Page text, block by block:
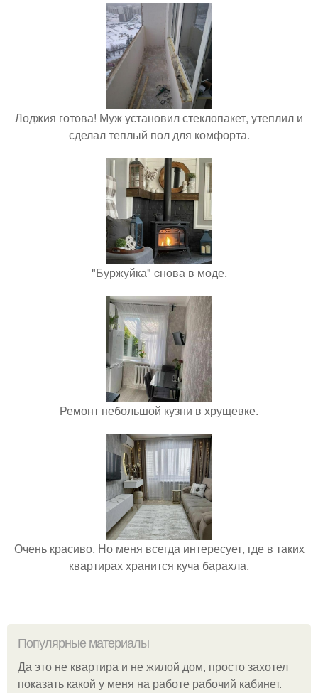
Лоджия готова! Муж установил стеклопакет, утеплил и
сделал теплый пол для комфорта.
"Буржуйка" cнова в моде.
Ремонт небольшой кузни в хрущевке.
Очень красиво. Но меня всегда интересует, где в таких
квартирах хранится куча барахла.
Популярные материалы
Да это не квартира и не жилой дом, просто захотел
показать какой у меня на работе рабочий кабинет.